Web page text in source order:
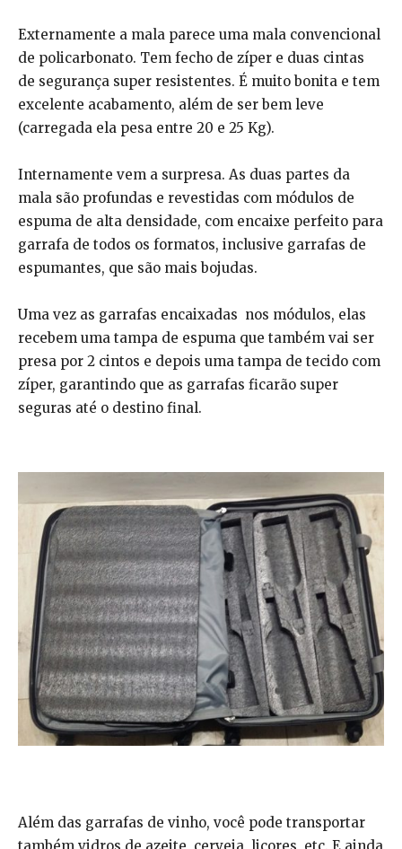
Externamente a mala parece uma mala convencional
de policarbonato. Tem fecho de zíper e duas cintas
de segurança super resistentes. É muito bonita e tem
excelente acabamento, além de ser bem leve
(carregada ela pesa entre 20 e 25 Kg).
Internamente vem a surpresa. As duas partes da
mala são profundas e revestidas com módulos de
espuma de alta densidade, com encaixe perfeito para
garrafa de todos os formatos, inclusive garrafas de
espumantes, que são mais bojudas.
Uma vez as garrafas encaixadas nos módulos, elas
recebem uma tampa de espuma que também vai ser
presa por 2 cintos e depois uma tampa de tecido com
zíper, garantindo que as garrafas ficarão super
seguras até o destino final.
Além das garrafas de vinho, você pode transportar